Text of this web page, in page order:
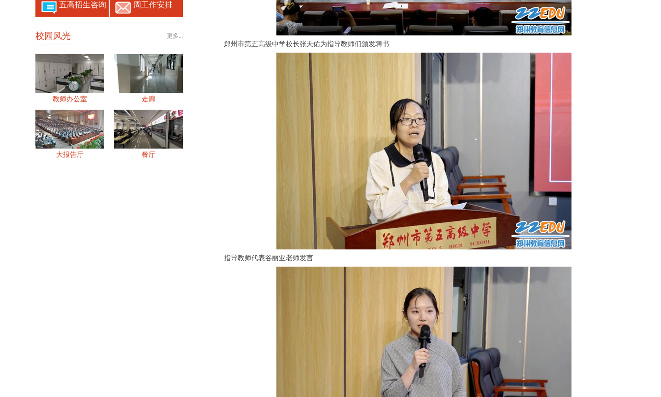
五高招生咨询 周工作安排
更多...
校园风光
教师办公室 走廊
大报告厅 餐厅
郑州市第五高级中学校长张天佑为指导教师们颁发聘书
指导教师代表谷丽亚老师发言